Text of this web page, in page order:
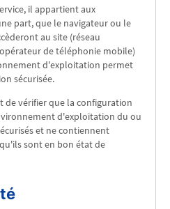
il appartient aux
part, que le navigateur ou le
au site (réseau
de téléphonie mobile)
d'exploitation permet
sécurisée.
vérifier que la configuration
d'exploitation du ou
et ne contiennent
sont en bon état de